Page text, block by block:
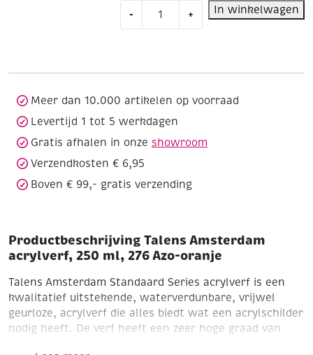
-
Amsterdam
Azo-
+ In winkelwagen
Meer dan 10.000 artikelen op voorraad
Levertijd 1 tot 5 werkdagen
Gratis afhalen in onze showroom
Verzendkosten € 6,95
Boven € 99,- gratis verzending
Productbeschrijving Talens Amsterdam
acrylverf, 250 ml, 276 Azo-oranje
Talens Amsterdam Standaard Series acrylverf is een
kwalitatief uitstekende, waterverdunbare, vrijwel
geurloze, acrylverf die alles biedt wat een acrylschilder
nodig heeft. De verf heeft een zeer hoge graad van